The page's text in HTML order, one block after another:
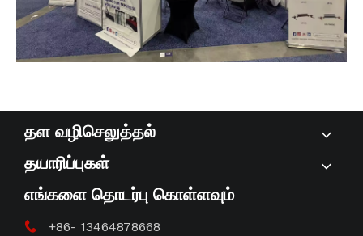
தள வழிசெலுத்தல்
தயாரிப்புகள்
எங்களை தொடர்பு கொள்ளவும்

+86- 13464878668